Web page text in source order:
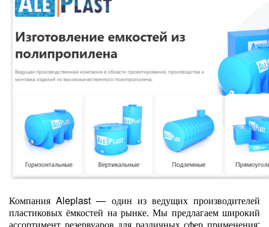
Компания Aleplast — один из ведущих производителей
пластиковых ёмкостей на рынке. Мы предлагаем широкий